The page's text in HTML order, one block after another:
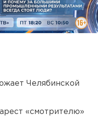
Челябинской
«смотрителю»